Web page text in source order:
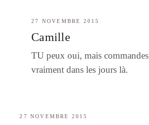
27 NOVEMBRE 2015
Camille
TU peux oui, mais commandes
vraiment dans les jours là.
27 NOVEMBRE 2015